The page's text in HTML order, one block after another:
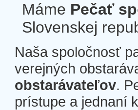
Máme Pečať
Slovenskej
Naša spoločnosť
verejných
obstarávateľov.
prístupe a jednaní